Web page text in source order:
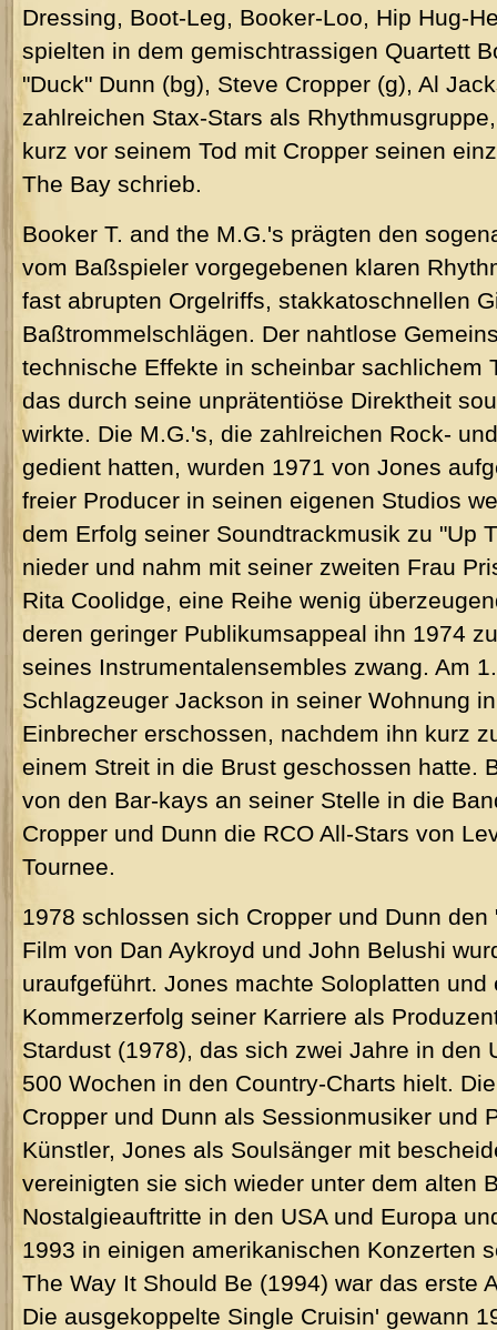
Dressing, Boot-Leg, Booker-Loo, Hip Hug-
spielten in dem gemischtrassigen Quartett
"Duck" Dunn (bg), Steve Cropper (g), Al
zahlreichen Stax-Stars als
kurz vor seinem Tod mit Cropper seinen
The Bay schrieb.
Booker T. and the M.G.'s prägten den
vom Baßspieler vorgegebenen klaren
fast abrupten Orgelriffs, stakkatoschnellen
Baßtrommelschlägen. Der nahtlose
technische Effekte in scheinbar sachlichem
das durch seine unprätentiöse Direktheit
wirkte. Die M.G.'s, die zahlreichen Rock-
gedient hatten, wurden 1971 von Jones
freier Producer in seinen eigenen Studios
dem Erfolg seiner Soundtrackmusik zu "Up
nieder und nahm mit seiner zweiten Frau
Rita Coolidge, eine Reihe wenig
deren geringer Publikumsappeal ihn 1974
seines Instrumentalensembles zwang. Am
Schlagzeuger Jackson in seiner Wohnung
Einbrecher erschossen, nachdem ihn kurz
einem Streit in die Brust geschossen hatte.
von den Bar-kays an seiner Stelle in die
Cropper und Dunn die RCO All-Stars von
Tournee.
1978 schlossen sich Cropper und Dunn
Film von Dan Aykroyd und John Belushi
uraufgeführt. Jones machte Soloplatten
Kommerzerfolg seiner Karriere als
Stardust (1978), das sich zwei Jahre in den
500 Wochen in den Country-Charts hielt.
Cropper und Dunn als Sessionmusiker und
Künstler, Jones als Soulsänger mit
vereinigten sie sich wieder unter dem alten
Nostalgieauftritte in den USA und Europa
1993 in einigen amerikanischen Konzerten
The Way It Should Be (1994) war das erste
Die ausgekoppelte Single Cruisin' gewann